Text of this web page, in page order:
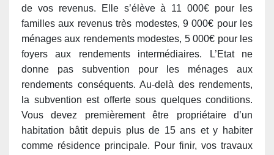
de vos revenus. ​​Elle s’élève à 11 000€ pour les
familles aux revenus très modestes, 9 000€ pour les
ménages aux rendements modestes, 5 000€ pour les
foyers aux rendements intermédiaires. L’Etat ne
donne pas subvention pour les ménages aux
rendements conséquents. Au-delà des rendements,
la subvention est offerte sous quelques conditions.
Vous devez premièrement être propriétaire d’un
habitation bâtit depuis plus de 15 ans et y habiter
comme résidence principale. Pour finir, vos travaux